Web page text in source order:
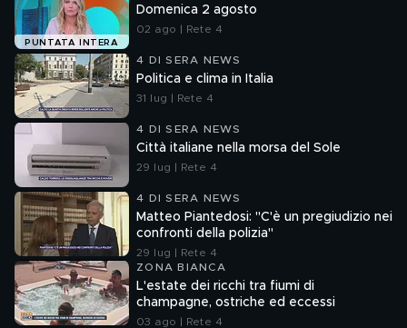
PUNTATA INTERA
Domenica 2 agosto
02 ago | Rete 4
4 DI SERA NEWS
Politica e clima in Italia
31 lug | Rete 4
4 DI SERA NEWS
Città italiane nella morsa del Sole
29 lug | Rete 4
4 DI SERA NEWS
Matteo Piantedosi: "C'è un pregiudizio nei
confronti della polizia"
29 lug | Rete 4
ZONA BIANCA
L'estate dei ricchi tra fiumi di
champagne, ostriche ed eccessi
03 ago | Rete 4